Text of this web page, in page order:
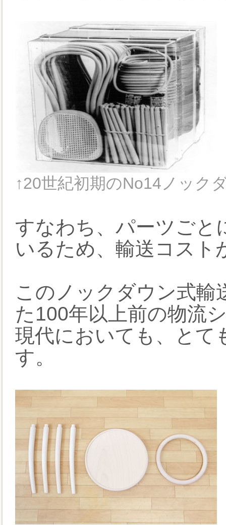
↑20世紀初期のNo14ノック
すなわち、パーツごと
いるため、輸送コスト
このノックダウン式輸
た100年以上前の物流
現代においても、とて
す。